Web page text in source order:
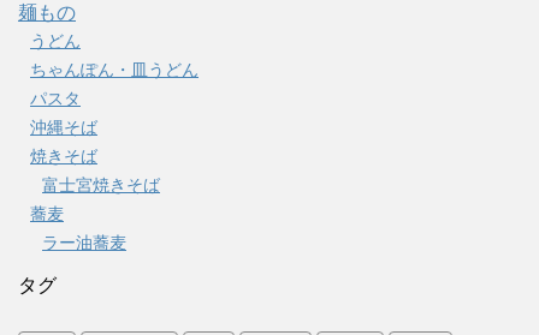
麺もの
うどん
ちゃんぽん・皿うどん
パスタ
沖縄そば
焼きそば
富士宮焼きそば
蕎麦
ラー油蕎麦
タグ